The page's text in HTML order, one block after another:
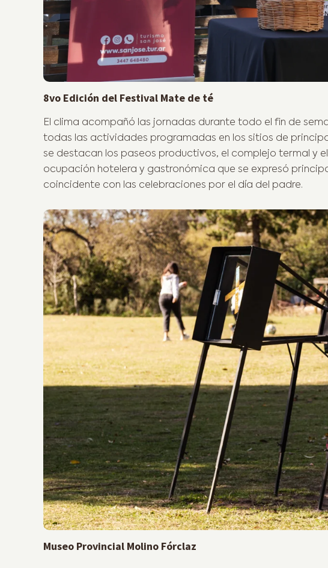
8vo Edición del Festival Mate de té
El clima acompañó las jornadas durante todo el fin de
todas las actividades programadas en los sitios de
se destacan los paseos productivos, el complejo termal y
ocupación hotelera y gastronómica que se expresó
coincidente con las celebraciones por el día del padre.
Museo Provincial Molino Fórclaz